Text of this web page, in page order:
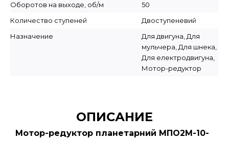
Оборотов на выходе, об/м
50
Количество ступеней
Двоступеневий
Назначение
Для двигуна, Для
мульчера, Для шнека,
Для електродвигуна,
Мотор-редуктор
ОПИСАНИЕ
Мотор-редуктор планетарний МПО2М-10-